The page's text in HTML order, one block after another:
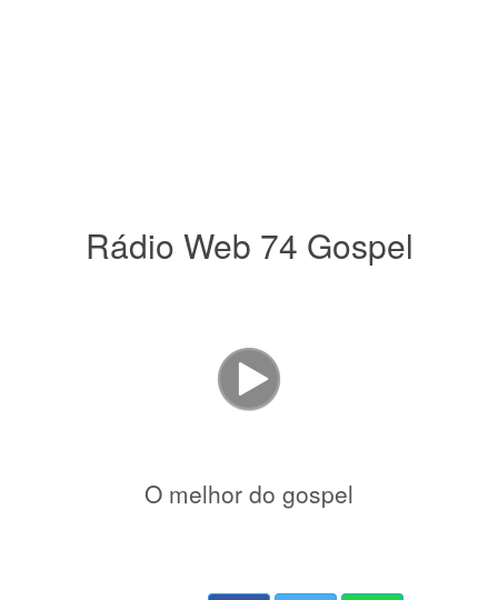
Rádio Web 74 Gospel
O melhor do gospel